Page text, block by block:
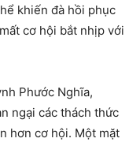
khiến đà hồi phục
cơ hội bắt nhịp với
Phước Nghĩa,
ngại các thách thức
hơn cơ hội. Một mặt